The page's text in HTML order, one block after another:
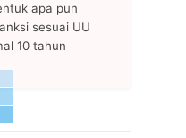
apa pun
sesuai UU
10 tahun